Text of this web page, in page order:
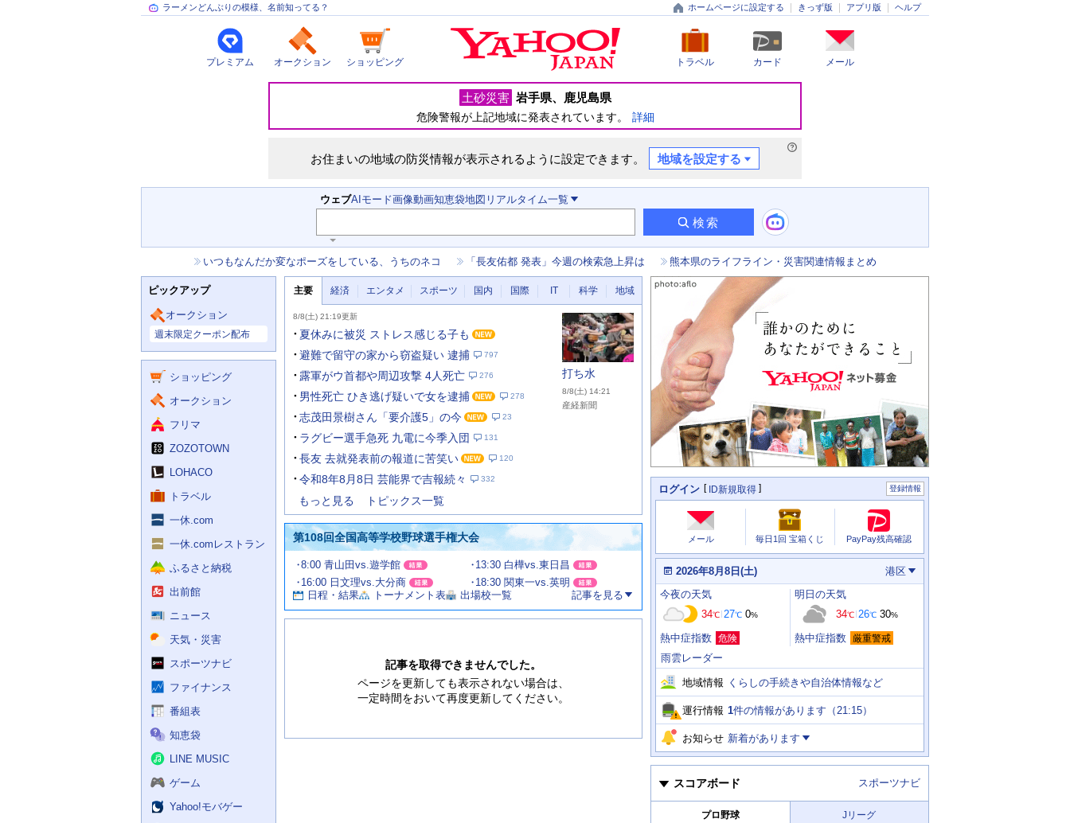
ラーメンどんぶりの模様、名前知ってる？ ホームページに設定する きっず版 アプリ版 ヘルプ
トラベル カード メール
プレミアム オークション ショッピング
災
土砂災害 岩手県 鹿児島県
危険警報が上記地域に発表されています。 詳細
お住まいの地域の防災情報が表示されるように設定できます。 地域を設定する
検
索
ウェブAIモード画像動画知恵袋地図 リアルタイム一覧
検索
ワ
ー
力
補
助
を
開
く
ら
せ
いつもなんだか変なポーズをしている、うちのネコ 「長友佑都 発表」今週の検索急上昇は 熊本県のライフライン・災害関連情報まとめ
ピックアップ
オークション
週末限定クーポン配布
サ
ビ
ショッピング
オークション
フリマ
ZOZOTOWN
LOHACO
トラベル
一休.com
一休.comレストラン
ふるさと納税
出前館
ニュース
天気・災害
スポーツナビ
ファイナンス
番組表
知恵袋
LINE MUSIC
ゲーム
Yahoo!モバゲー
ュ
ス
主要 経済 エンタメ スポーツ 国内 国際 IT 科学 地域
要
ニ
ー
8/8(土) 21:19更新
夏休みに被災 ストレス感じる子も
避難で留守の家から窃盗疑い 逮捕
797
露軍がウ首都や周辺攻撃 4人死亡 276
男性死亡 ひき逃げ疑いで女を逮捕 278
志茂田景樹さん「要介護5」の今 23
ラグビー選手急死 九電に今季入団 131
長友 去就発表前の報道に苦笑い 120
令和8年8月8日 芸能界で吉報続々 332
打ち水
8/8(土) 14:21
産経新聞
もっと見る トピックス一覧
第108回全国高等学校野球選手権大会
試
合
情
報
8:00 青山田vs.遊学館
13:30 白樺vs.東日昌
16:00 日文理vs.大分商
18:30 関東一vs.英明
日程・結果
トーナメント表 出場校一覧 記事を見る
お
す
記事を取得できませんでした。
ページを更新しても表示されない場合は、
一定時間をおいて再度更新してください。
個
人
情
報
ログイン ID新規取得 登録情報
あ
た
の
ス
ス
メール 毎日1回 宝箱くじ PayPay残高確認
本
日
の
天
気
運
情
報
2026年8月8日(土) 港区
今
日
明
日
の
天
気
今夜の天気
34℃ 27℃ 0%
熱中症指数 危険
明日 の天気
34℃ 26℃ 30%
熱中症指数 厳重警戒
雨雲レーダー
地域情報 くらしの手続きや自治体情報など
運行情報 1件の情報があります（ 21:15）
お知らせ 新着があります
スコアボード スポーツナビ
プロ野球 Jリーグ